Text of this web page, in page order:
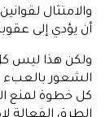
والامتثال
أن يؤدي إلى
الشعور بالعبء
كل خطوة لمنع